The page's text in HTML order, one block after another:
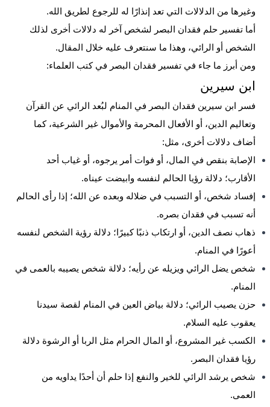
وغيرها من الدلالات التي تعد إنذارًا له للرجوع لطريق الله.
أما تفسير حلم فقدان البصر لشخص آخر له دلالات أخرى لذلك
الشخص أو الرائي، وهذا ما سنتعرف عليه خلال المقال.
ومن أبرز ما جاء في تفسير فقدان البصر في كتب العلماء:
ابن سيرين
فسر ابن سيرين فقدان البصر في المنام لبُعد الرائي عن
القرآن
وتعاليم الدين، أو الأفعال المحرمة والأموال غير الشرعية، كما
أضاف دلالات أخرى، مثل:
الإصابة بنقص في المال، أو فوات أمر يرجوه، أو غياب أحد
الأقارب؛ دلالة رؤيا الحالم لنفسه وابيضت عيناه.
إفساد شخص، أو التسبب في ضلاله وبعده عن الله؛ إذا رأى الحالم
أنه تسبب في فقدان بصره.
ذهاب نصف الدين، أو ارتكاب ذنبًا كبيرًا؛ دلالة رؤية الشخص لنفسه
أعورًا في المنام.
شخص يضل الرائي ويزيله عن رأيه؛ دلالة شخص يصيبه بالعمى في
المنام.
حزن يصيب الرائي؛ دلالة بياض
العين في المنام لقصة سيدنا
يعقوب عليه السلام.
الكسب غير المشروع، أو
المال الحرام مثل الربا أو الرشوة دلالة
رؤيا فقدان البصر.
شخص يرشد الرائي للخير والنفع إذا حلم أن أحدًا يداويه من
العمى.